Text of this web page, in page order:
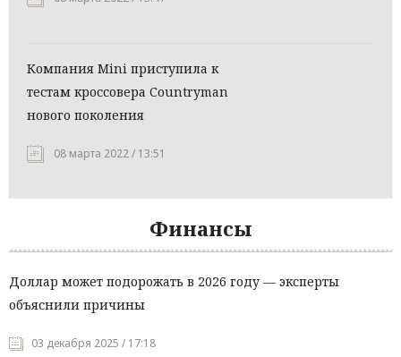
Компания Mini приступила к
тестам кроссовера Countryman
нового поколения
08 марта 2022 / 13:51
Финансы
Доллар может подорожать в 2026 году — эксперты
объяснили причины
03 декабря 2025 / 17:18